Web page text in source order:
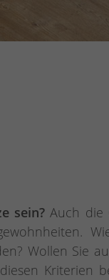
sein? Auch die
Wollen Sie
Kriterien